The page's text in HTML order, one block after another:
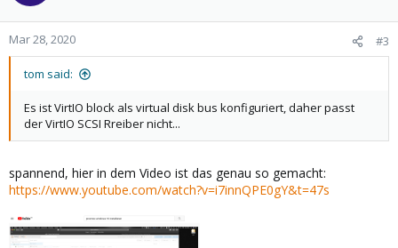
Mar 28, 2020 #3
tom said:
Es ist VirtIO block als virtual disk bus konfiguriert, daher passt
der VirtIO SCSI Rreiber nicht...
spannend, hier in dem Video ist das genau so gemacht:
https://www.youtube.com/watch?v=i7innQPE0gY&t=47s